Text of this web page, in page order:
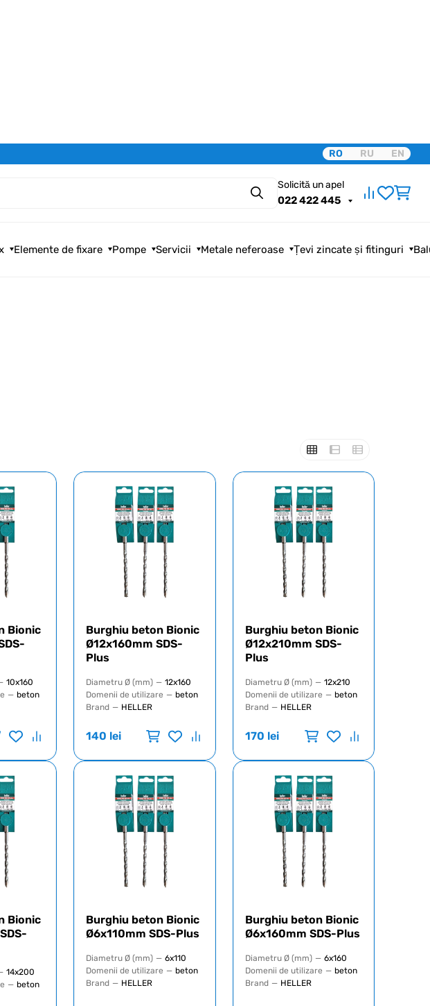
RO RU EN
Căutare
Solicită un apel
022 422 445
Elemente de fixare Pompe Servicii Metale neferoase Țevi zincate și fitinguri
Bionic
10x160
— beton
Burghiu beton Bionic
Ø12x160mm SDS-
Plus
Diametru Ø (mm) — 12x160
Domenii de utilizare — beton
Brand — HELLER
140 lei
Burghiu beton Bionic
Ø12x210mm SDS-
Plus
Diametru Ø (mm) — 12x210
Domenii de utilizare — beton
Brand — HELLER
170 lei
Bionic
14x200
— beton
Burghiu beton Bionic
Ø6x110mm SDS-Plus
Diametru Ø (mm) — 6x110
Domenii de utilizare — beton
Brand — HELLER
Burghiu beton Bionic
Ø6x160mm SDS-Plus
Diametru Ø (mm) — 6x160
Domenii de utilizare — beton
Brand — HELLER